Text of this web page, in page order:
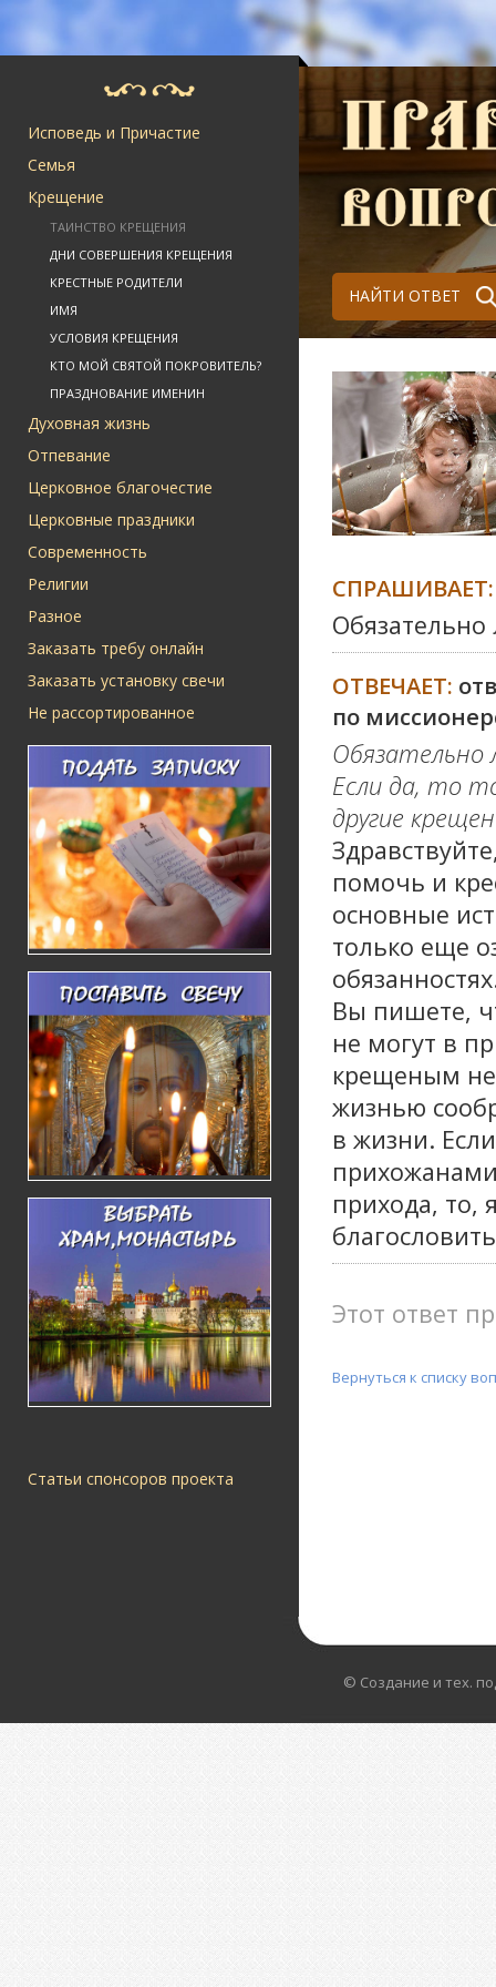
Исповедь и Причастие
Семья
Крещение
ТАИНСТВО КРЕЩЕНИЯ
ДНИ СОВЕРШЕНИЯ КРЕЩЕНИЯ
КРЕСТНЫЕ РОДИТЕЛИ
ИМЯ
УСЛОВИЯ КРЕЩЕНИЯ
КТО МОЙ СВЯТОЙ ПОКРОВИТЕЛЬ?
ПРАЗДНОВАНИЕ ИМЕНИН
Духовная жизнь
Отпевание
Церковное благочестие
Церковные праздники
Современность
Религии
Разное
Заказать требу онлайн
Заказать установку свечи
Не рассортированное
Статьи спонсоров проекта
НАЙТИ ОТВЕТ
СПРАШИВАЕТ:
ОТВЕЧАЕТ:
по
Обязательно
Если да, то
другие
помочь и
основные
только еще
Вы пишете,
не могут в
крещеным
жизнью
в жизни.
прихода, то,
Этот ответ
Вернуться к списку
© Создание и тех.